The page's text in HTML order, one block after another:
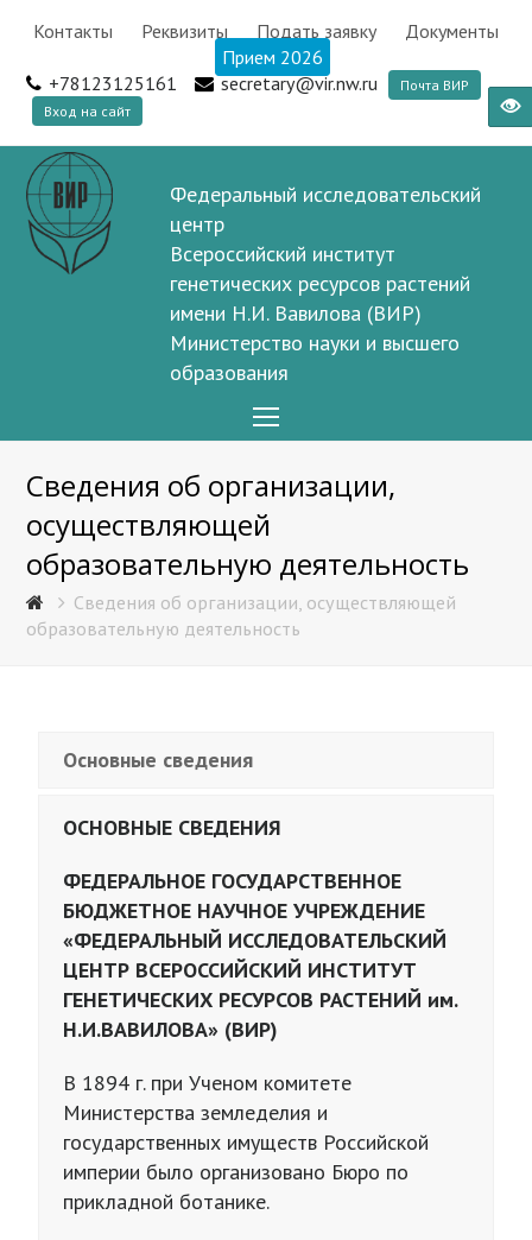
Контакты Реквизиты Подать заявку
Документы
Прием 2026
+78123125161
secretary@vir.nw.ru
Почта ВИР
Вход на сайт
Федеральный исследовательский
центр
Всероссийский институт
генетических ресурсов растений
имени Н.И. Вавилова (ВИР)
Министерство науки и высшего
образования
Menu
Сведения об организации,
осуществляющей
образовательную деятельность
Сведения об организации, осуществляющей
образовательную деятельность
Основные сведения
ОСНОВНЫЕ СВЕДЕНИЯ
ФЕДЕРАЛЬНОЕ ГОСУДАРСТВЕННОЕ
БЮДЖЕТНОЕ НАУЧНОЕ УЧРЕЖДЕНИЕ
«ФЕДЕРАЛЬНЫЙ ИССЛЕДОВАТЕЛЬСКИЙ
ЦЕНТР ВСЕРОССИЙСКИЙ ИНСТИТУТ
ГЕНЕТИЧЕСКИХ РЕСУРСОВ РАСТЕНИЙ им.
Н.И.ВАВИЛОВА» (ВИР)
В 1894 г. при Ученом комитете
Министерства земледелия и
государственных имуществ Российской
империи было организовано Бюро по
прикладной ботанике.